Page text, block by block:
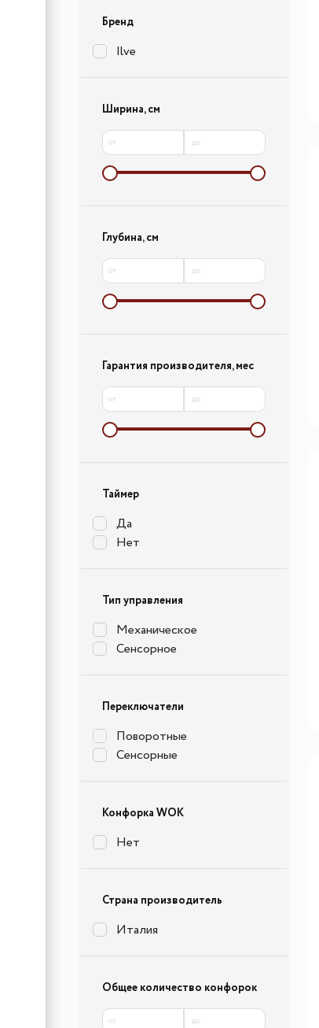
Бренд
Ilve
Ширина, см
от до
Глубина, см
от до
Гарантия производителя, мес
от до
Таймер
Да
Нет
Тип управления
Механическое
Сенсорное
Переключатели
Поворотные
Сенсорные
Конфорка WOK
Нет
Страна производитель
Италия
Общее количество конфорок
от до